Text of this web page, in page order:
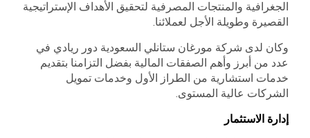
الجغرافية والمنتجات المصرفية لتحقيق الأھداف الإستراتيجية
القصيرة وطويلة الأجل لعملائنا.
وكان لدى شركة مورغان ستانلي السعودية دور ريادي في
عدد من أبرز وأهم الصفقات المالية بفضل التزامنا بتقديم
خدمات استشارية من الطراز الأول وخدمات تمويل
الشركات عالية المستوى.
إدارة الاستثمار